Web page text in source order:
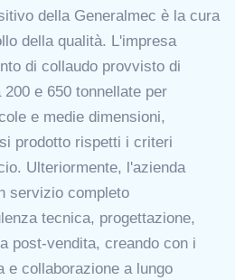
della Generalmec è la cura
della qualità. L'impresa
di collaudo provvisto di
e 650 tonnellate per
e medie dimensioni,
prodotto rispetti i criteri
Ulteriormente, l'azienda
servizio completo
tecnica, progettazione,
post-vendita, creando con i
e collaborazione a lungo